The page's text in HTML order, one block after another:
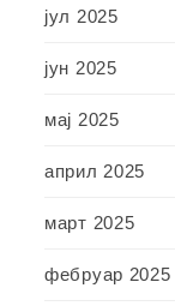
јул 2025
јун 2025
мај 2025
април 2025
март 2025
фебруар 2025